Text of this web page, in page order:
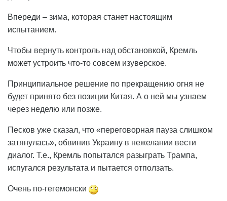
Впереди – зима, которая станет настоящим
испытанием.
Чтобы вернуть контроль над обстановкой, Кремль
может устроить что-то совсем изуверское.
Принципиальное решение по прекращению огня не
будет принято без позиции Китая. А о ней мы узнаем
через неделю или позже.
Песков уже сказал, что «переговорная пауза слишком
затянулась», обвинив Украину в нежелании вести
диалог. Т.е., Кремль попытался разыграть Трампа,
испугался результата и пытается отползать.
Очень по-гегемонски